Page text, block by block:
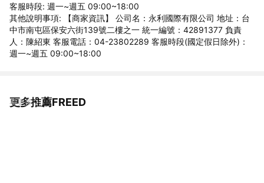
客服時段: 週一~週五 09:00~18:00
其他說明事項: 【商家資訊】 公司名：永利國際有限公司 地址：台
中市南屯區保安六街139號二樓之一 統一編號：42891377 負責
人：陳紹東 客服電話：04-23802289 客服時段(國定假日除外)：
週一~週五 09:00~18:00
更多推薦FREED
看更多